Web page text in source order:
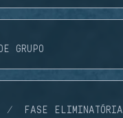
GRUPO
FASE ELIMINATÓRIA